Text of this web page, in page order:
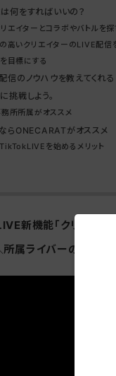
何をすればいいの？
エイターとコラボやバトルを探
高いクリエイターのLIVE配信
目標にする
信のノウハウを教えてくれる
戦しよう。
所所属がオススメ
らONECARATがオススメ
を始めるメリット
新機能「クリエイタ
所属ライバーの表彰式